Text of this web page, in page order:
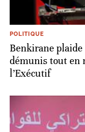
POLITIQUE
Benkirane
démunis tout en
l’Exécutif